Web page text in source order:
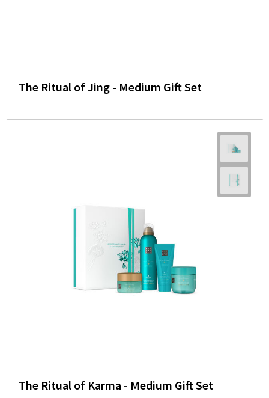
The Ritual of Jing - Medium Gift Set
The Ritual of Karma - Medium Gift Set